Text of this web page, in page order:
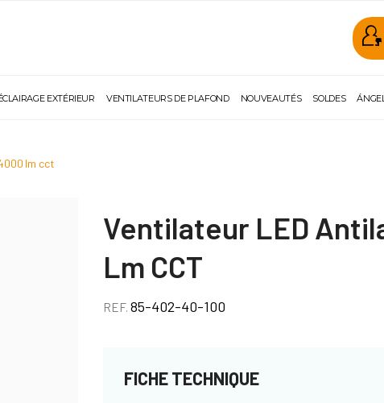
EXTÉRIEUR VENTILATEURS DE PLAFOND NOUVEAUTÉS SOLDES
lm cct
Ventilateur LED
Lm CCT
REF.85-402-40-100
FICHE TECHNIQUE